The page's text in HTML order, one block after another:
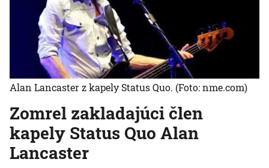
Zomrel zakladajúci člen
kapely Status Quo Alan
Lancaster
Alan Lancaster z kapely Status Quo. (Foto: nme.com)